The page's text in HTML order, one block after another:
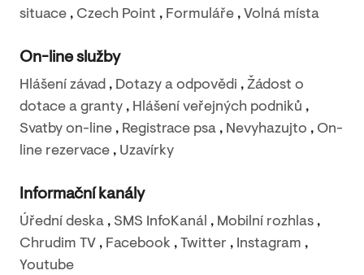
situace , Czech Point , Formuláře , Volná místa
On-line služby
Hlášení závad , Dotazy a odpovědi , Žádost o
dotace a granty , Hlášení veřejných podniků ,
Svatby on-line , Registrace psa , Nevyhazujto , On-
line rezervace , Uzavírky
Informační kanály
Úřední deska , SMS InfoKanál , Mobilní rozhlas ,
Chrudim TV , Facebook , Twitter , Instagram ,
Youtube